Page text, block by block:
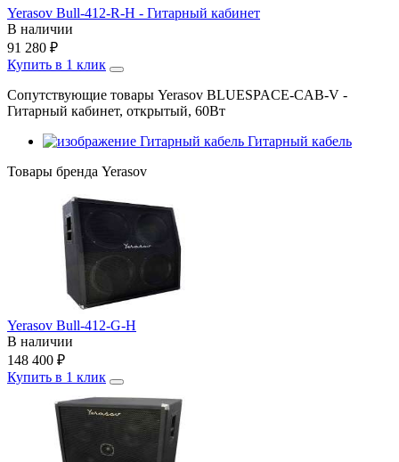
Yerasov Bull-412-R-H - Гитарный кабинет
В наличии
91 280 ₽
Купить в 1 клик
Сопутствующие товары Yerasov BLUESPACE-CAB-V -
Гитарный кабинет, открытый, 60Вт
Гитарный кабель
Товары бренда Yerasov
Yerasov Bull-412-G-H
В наличии
148 400 ₽
Купить в 1 клик